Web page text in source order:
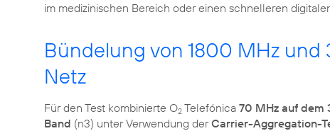
im medizinischen Bereich oder einen schnelleren
Bündelung von 1800 MHz und
Netz
Für den Test kombinierte O2 Telefónica 70 MHz auf dem
Band (n3) unter Verwendung derCarrier-Aggregation-